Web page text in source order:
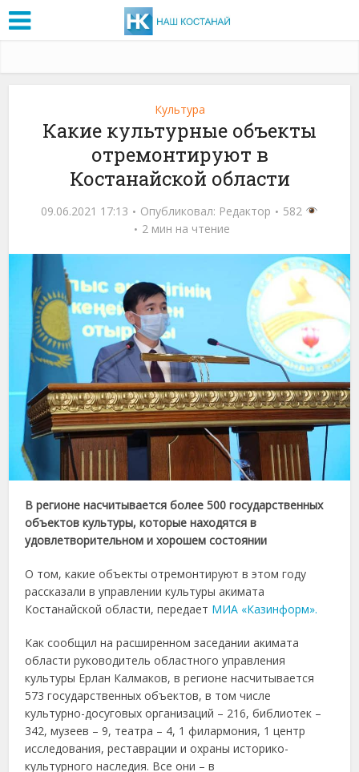
Культура
Какие культурные объекты
отремонтируют в
Костанайской области
09.06.2021 17:13 Опубликовал: Редактор
582
2 мин на чтение
В регионе насчитывается более 500 государственных
объектов культуры, которые находятся в
удовлетворительном и хорошем состоянии
О том, какие объекты отремонтируют в этом году
рассказали в управлении культуры акимата
Костанайской области, передает МИА «Казинформ».
Как сообщил на расширенном заседании акимата
области руководитель областного управления
культуры Ерлан Калмаков, в регионе насчитывается
573 государственных объектов, в том числе
культурно-досуговых организаций – 216, библиотек –
342, музеев – 9, театра – 4, 1 филармония, 1 центр
исследования, реставрации и охраны историко-
культурного наследия. Все они – в